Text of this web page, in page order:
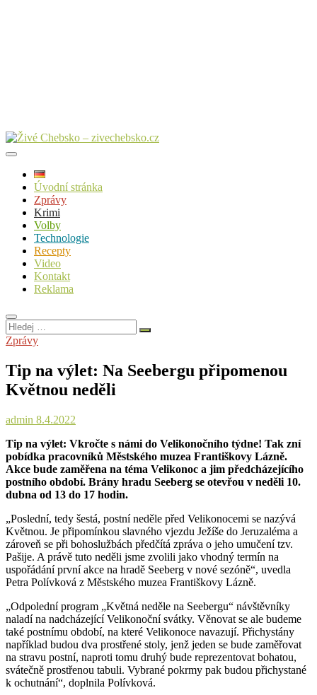
Úvodní stránka
Zprávy
Krimi
Volby
Technologie
Recepty
Video
Kontakt
Reklama
Hledej
…
Zprávy
Tip na výlet: Na Seebergu připomenou
Květnou neděli
admin 8.4.2022
Tip na výlet: Vkročte s námi do Velikonočního týdne! Tak zní
pobídka pracovníků Městského muzea Františkovy Lázně.
Akce bude zaměřena na téma Velikonoc a jim předcházejícího
postního období. Brány hradu Seeberg se otevřou v neděli 10.
dubna od 13 do 17 hodin.
„Poslední, tedy šestá, postní neděle před Velikonocemi se nazývá
Květnou. Je připomínkou slavného vjezdu Ježíše do Jeruzaléma a
zároveň se při bohoslužbách předčítá zpráva o jeho umučení tzv.
Pašije. A právě tuto neděli jsme zvolili jako vhodný termín na
uspořádání první akce na hradě Seeberg v nové sezóně“, uvedla
Petra Polívková z Městského muzea Františkovy Lázně.
„Odpolední program „Květná neděle na Seebergu“ návštěvníky
naladí na nadcházející Velikonoční svátky. Věnovat se ale budeme
také postnímu období, na které Velikonoce navazují. Přichystány
například budou dva prostřené stoly, jenž jeden se bude zaměřovat
na stravu postní, naproti tomu druhý bude reprezentovat bohatou,
svátečně prostřenou tabuli. Vybrané pokrmy pak budou přichystané
k ochutnání“, doplnila Polívková.